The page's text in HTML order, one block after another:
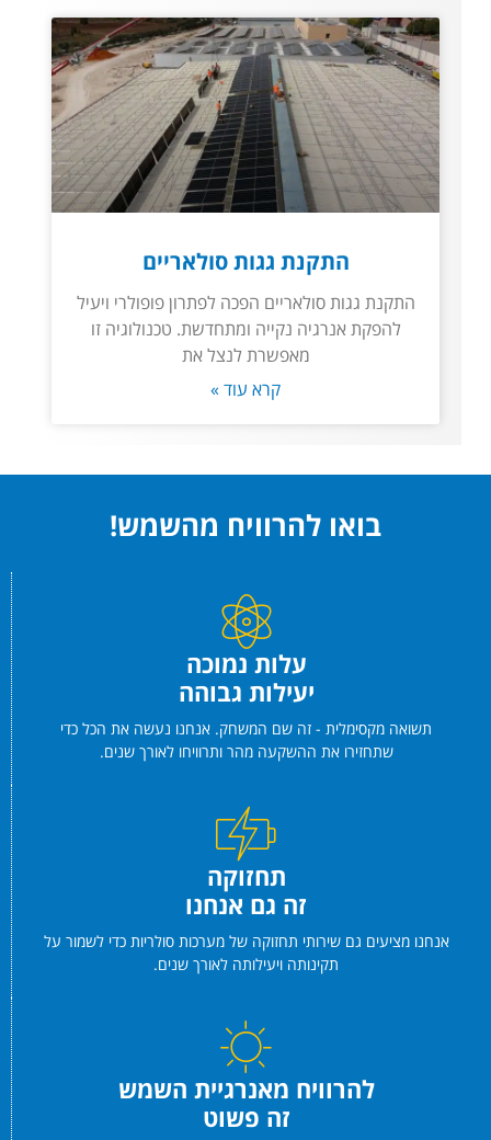
התקנת גגות סולאריים
התקנת גגות סולאריים הפכה לפתרון פופולרי ויעיל
להפקת אנרגיה נקייה ומתחדשת. טכנולוגיה זו
מאפשרת לנצל את
קרא עוד »
בואו להרוויח מהשמש!
עלות נמוכה
יעילות גבוהה
תשואה מקסימלית - זה שם המשחק. אנחנו נעשה את הכל כדי
שתחזירו את ההשקעה מהר ותרוויחו לאורך שנים.
תחזוקה
זה גם אנחנו
אנחנו מציעים גם שירותי תחזוקה של מערכות סולריות כדי לשמור על
תקינותה ויעילותה לאורך שנים.
להרוויח מאנרגיית השמש
זה פשוט